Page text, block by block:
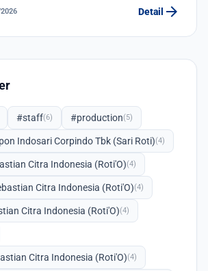
Detail arrow_forward
#staff(6) #production(5)
Indosari Corpindo Tbk (Sari Roti)(4)
Citra Indonesia (Roti'O)(4)
Citra Indonesia (Roti'O)(4)
Citra Indonesia (Roti'O)(4)
Citra Indonesia (Roti'O)(4)